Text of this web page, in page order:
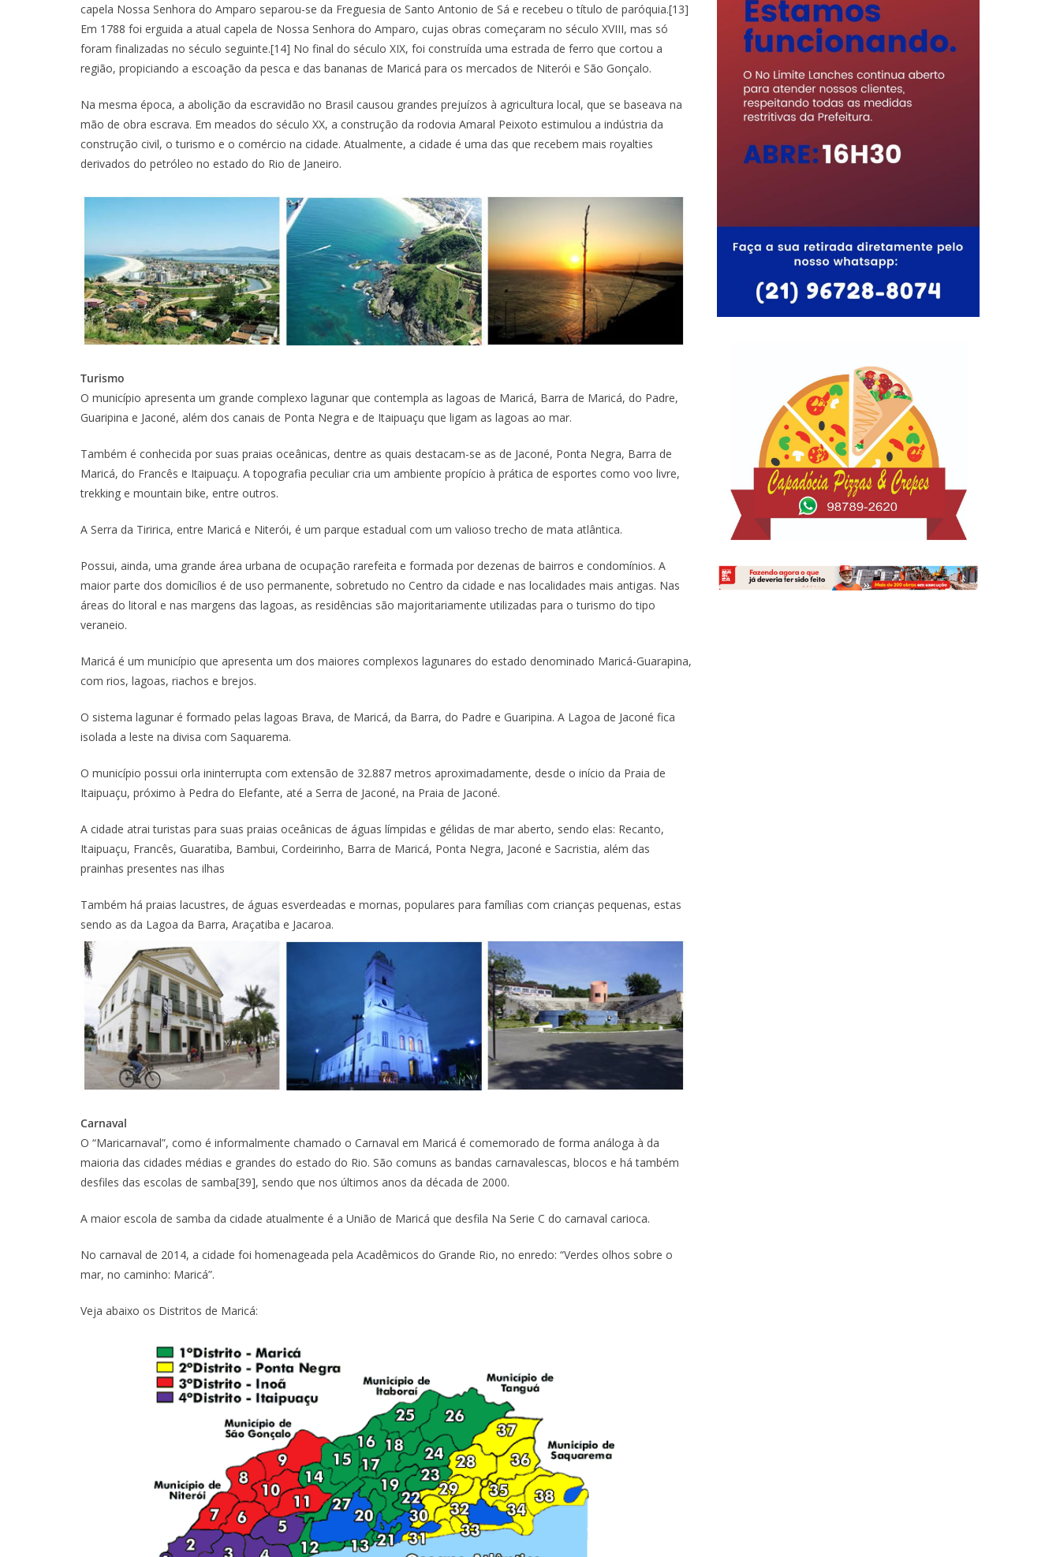
capela Nossa Senhora do Amparo separou-se da Freguesia de Santo Antonio de Sá e recebeu o título de paróquia.[13]
Em 1788 foi erguida a atual capela de Nossa Senhora do Amparo, cujas obras começaram no século XVIII, mas só
foram finalizadas no século seguinte.[14] No final do século XIX, foi construída uma estrada de ferro que cortou a
região, propiciando a escoação da pesca e das bananas de Maricá para os mercados de Niterói e São Gonçalo.
Na mesma época, a abolição da escravidão no Brasil causou grandes prejuízos à agricultura local, que se baseava na
mão de obra escrava. Em meados do século XX, a construção da rodovia Amaral Peixoto estimulou a indústria da
construção civil, o turismo e o comércio na cidade. Atualmente, a cidade é uma das que recebem mais royalties
derivados do petróleo no estado do Rio de Janeiro.
Turismo
O município apresenta um grande complexo lagunar que contempla as lagoas de Maricá, Barra de Maricá, do Padre,
Guaripina e Jaconé, além dos canais de Ponta Negra e de Itaipuaçu que ligam as lagoas ao mar.
Também é conhecida por suas praias oceânicas, dentre as quais destacam-se as de Jaconé, Ponta Negra, Barra de
Maricá, do Francês e Itaipuaçu. A topografia peculiar cria um ambiente propício à prática de esportes como voo livre,
trekking e mountain bike, entre outros.
A Serra da Tiririca, entre Maricá e Niterói, é um parque estadual com um valioso trecho de mata atlântica.
Possui, ainda, uma grande área urbana de ocupação rarefeita e formada por dezenas de bairros e condomínios. A
maior parte dos domicílios é de uso permanente, sobretudo no Centro da cidade e nas localidades mais antigas. Nas
áreas do litoral e nas margens das lagoas, as residências são majoritariamente utilizadas para o turismo do tipo
veraneio.
Maricá é um município que apresenta um dos maiores complexos lagunares do estado denominado Maricá-Guarapina,
com rios, lagoas, riachos e brejos.
O sistema lagunar é formado pelas lagoas Brava, de Maricá, da Barra, do Padre e Guaripina. A Lagoa de Jaconé fica
isolada a leste na divisa com Saquarema.
O município possui orla ininterrupta com extensão de 32.887 metros aproximadamente, desde o início da Praia de
Itaipuaçu, próximo à Pedra do Elefante, até a Serra de Jaconé, na Praia de Jaconé.
A cidade atrai turistas para suas praias oceânicas de águas límpidas e gélidas de mar aberto, sendo elas: Recanto,
Itaipuaçu, Francês, Guaratiba, Bambui, Cordeirinho, Barra de Maricá, Ponta Negra, Jaconé e Sacristia, além das
prainhas presentes nas ilhas
Também há praias lacustres, de águas esverdeadas e mornas, populares para famílias com crianças pequenas, estas
sendo as da Lagoa da Barra, Araçatiba e Jacaroa.
Carnaval
O “Maricarnaval”, como é informalmente chamado o Carnaval em Maricá é comemorado de forma análoga à da
maioria das cidades médias e grandes do estado do Rio. São comuns as bandas carnavalescas, blocos e há também
desfiles das escolas de samba[39], sendo que nos últimos anos da década de 2000.
A maior escola de samba da cidade atualmente é a União de Maricá que desfila Na Serie C do carnaval carioca.
No carnaval de 2014, a cidade foi homenageada pela Acadêmicos do Grande Rio, no enredo: “Verdes olhos sobre o
mar, no caminho: Maricá”.
Veja abaixo os Distritos de Maricá: